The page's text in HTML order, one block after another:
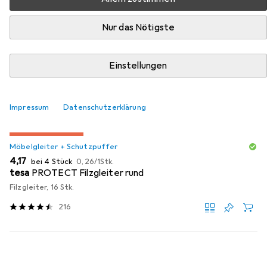
Nur das Nötigste
Einstellungen
Impressum Datenschutzerklärung
Hier findest du passendes Zubehör zum Produkt VCM
Platto aus der Kategorie Möbelgleiter + Schutzpuffer.
Relevanz
Produktliste
Möbelgleiter + Schutzpuffer
EUR
4,17 bei 4 Stück EUR
0,26/1Stk.
tesa PROTECT Filzgleiter rund
Filzgleiter, 16 Stk.
216